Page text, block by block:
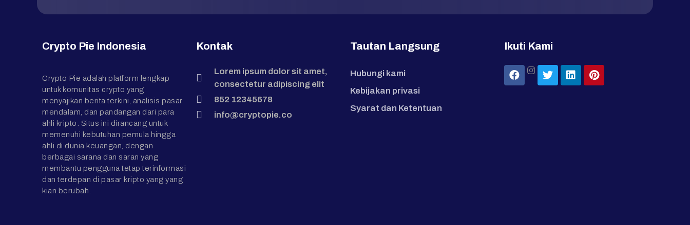
Crypto Pie Indonesia
Crypto Pie adalah platform lengkap
untuk komunitas crypto yang
menyajikan berita terkini, analisis pasar
mendalam, dan pandangan dari para
ahli kripto. Situs ini dirancang untuk
memenuhi kebutuhan pemula hingga
ahli di dunia keuangan, dengan
berbagai sarana dan saran yang
membantu pengguna tetap terinformasi
dan terdepan di pasar kripto yang yang
kian berubah.
Kontak
Lorem ipsum dolor sit amet,
consectetur adipiscing elit
852 12345678
info@cryptopie.co
Tautan Langsung
Hubungi kami
Kebijakan privasi
Syarat dan Ketentuan
Ikuti Kami